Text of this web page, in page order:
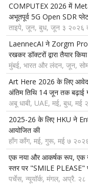
COMPUTEX 2026 में
अभूतपूर्व 5G Open SDR
ताइपे, जून, बुध, जून ३ २०२६
LaennecAI ने Zorgm Pro
रखकर डॉक्टरों द्वारा तैयार
मुंबई, भारत और लंदन, जून,
Art Here 2026 के लिए
अंतिम तिथि 14 जून तक बढ़ाई
अबू धाबी, UAE, मई, बुध, मई
2025-26 के लिए HKU ने
आयोजित की
हाँग काँग, मई, गुरू, मई ७
एक नया और आकर्षक रूप, एक
स्तर पर "SMILE PLEASE"
पर्चेस, न्यूयॉर्क, मंगल, अप्रै.